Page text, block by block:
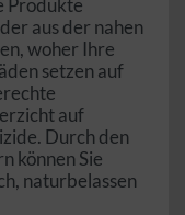
aus der nahen
woher Ihre
setzen auf
auf
Durch den
können Sie
naturbelassen